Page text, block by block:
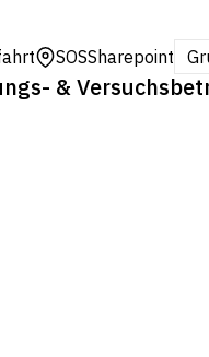
SOSSharepoint
&